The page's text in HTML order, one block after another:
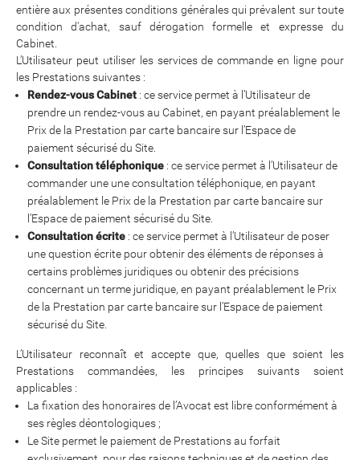
entière aux présentes conditions générales qui prévalent sur toute
condition d'achat, sauf dérogation formelle et expresse du
Cabinet.
L’Utilisateur peut utiliser les services de commande en ligne pour
les Prestations suivantes :
Rendez-vous Cabinet : ce service permet à l’Utilisateur de
prendre un rendez-vous au Cabinet, en payant préalablement le
Prix de la Prestation par carte bancaire sur l’Espace de
paiement sécurisé du Site.
Consultation téléphonique : ce service permet à l’Utilisateur de
commander une une consultation téléphonique, en payant
préalablement le Prix de la Prestation par carte bancaire sur
l’Espace de paiement sécurisé du Site.
Consultation écrite : ce service permet à l’Utilisateur de poser
une question écrite pour obtenir des éléments de réponses à
certains problèmes juridiques ou obtenir des précisions
concernant un terme juridique, en payant préalablement le Prix
de la Prestation par carte bancaire sur l’Espace de paiement
sécurisé du Site.
L’Utilisateur reconnaît et accepte que, quelles que soient les
Prestations commandées, les principes suivants soient
applicables :
La fixation des honoraires de l’Avocat est libre conformément à
ses règles déontologiques ;
Le Site permet le paiement de Prestations au forfait